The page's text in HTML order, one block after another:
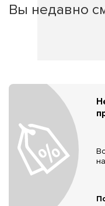
Вы недавно